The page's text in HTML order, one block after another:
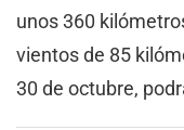
unos 360
vientos de 85
30 de octubre,